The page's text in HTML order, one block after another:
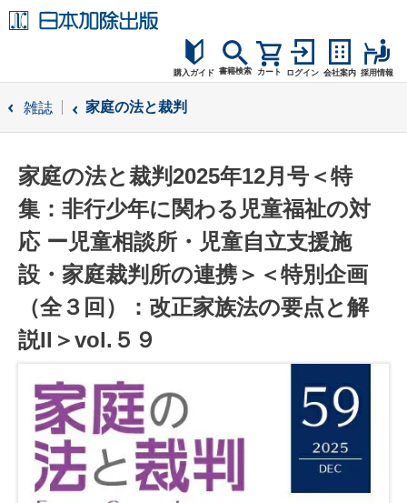
購入ガイド
購入ガイド
お問合せ
書籍検索 カート ログイン 会社案内 採用情報
雑誌 家庭の法と裁判
家庭の法と裁判2025年12月号＜特
集：非行少年に関わる児童福祉の対
応 ー児童相談所・児童自立支援施
設・家庭裁判所の連携＞＜特別企画
（全３回）：改正家族法の要点と解
説II＞vol.５９